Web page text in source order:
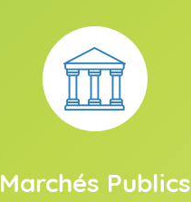
Marchés Publics